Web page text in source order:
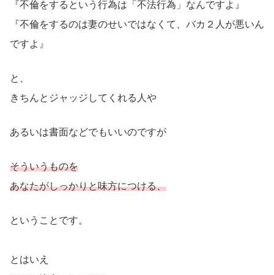
『不倫をするという行為は「不法行為」なんですよ』
『不倫をするのは妻のせいではなくて、バカ２人が悪いん
ですよ』
と、
きちんとジャッジしてくれる人や
あるいは書面などでもいいのですが
そういうものを
あなたがしっかりと味方につける、
ということです。
とはいえ